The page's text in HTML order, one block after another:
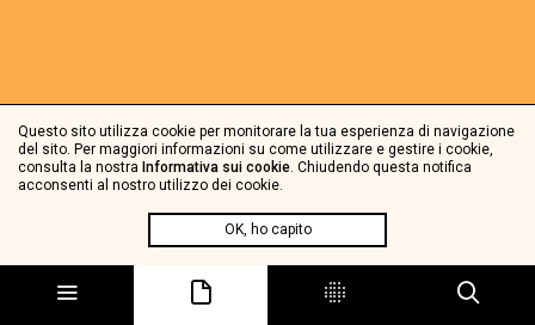
Questo sito utilizza cookie per monitorare la tua esperienza di navigazione
del sito. Per maggiori informazioni su come utilizzare e gestire i cookie,
consulta la nostra Informativa sui cookie. Chiudendo questa notifica
acconsenti al nostro utilizzo dei cookie.
OK, ho capito